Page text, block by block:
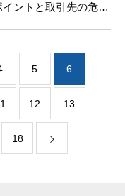
ントと取引先の危機
5 6
12 13
18